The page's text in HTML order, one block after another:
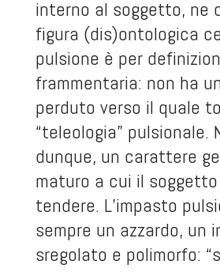
interno al soggetto, ne
figura (dis)ontologica
pulsione è per
frammentaria: non ha
perduto verso il quale
“teleologia” pulsionale.
dunque, un carattere
maturo a cui il
tendere. L’impasto
sempre un azzardo, un
sregolato e polimorfo: